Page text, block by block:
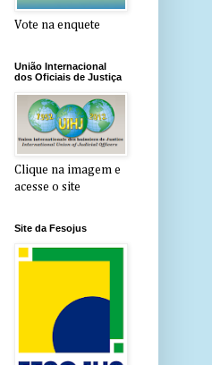
Vote na enquete
União Internacional
dos Oficiais de Justiça
Clique na imagem e
acesse o site
Site da Fesojus